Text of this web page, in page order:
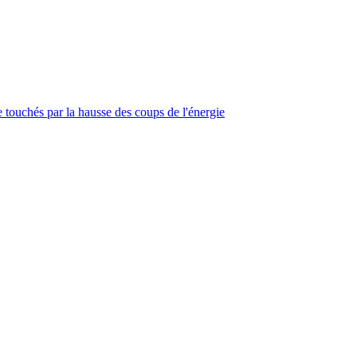
par la hausse des coups de l'énergie